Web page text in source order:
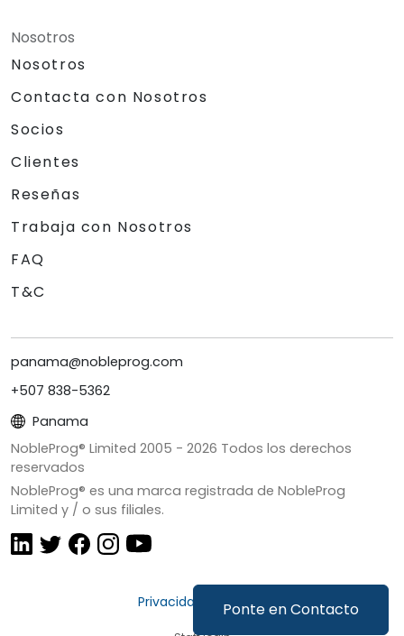
Ponte en Contacto
Nosotros
Nosotros
Contacta con Nosotros
Socios
Clientes
Reseñas
Trabaja con Nosotros
FAQ
T&C
panama@nobleprog.com
+507 838-5362
Panama
NobleProg® Limited 2005 - 2026 Todos los derechos
reservados
NobleProg® es una marca registrada de NobleProg
Limited y / o sus filiales.
Privacidad y Cookies